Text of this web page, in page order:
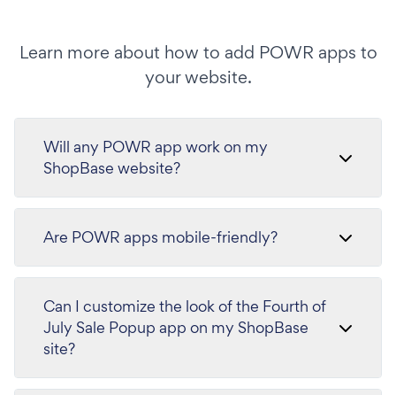
Learn more about how to add POWR apps to
your website.
Will any POWR app work on my
ShopBase website?
Are POWR apps mobile-friendly?
Can I customize the look of the Fourth of
July Sale Popup app on my ShopBase
site?